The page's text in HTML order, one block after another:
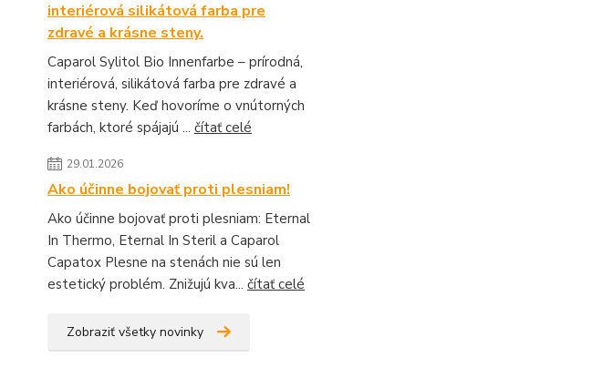
interiérová silikátová farba pre
zdravé a krásne steny.
Caparol Sylitol Bio Innenfarbe – prírodná,
interiérová, silikátová farba pre zdravé a
krásne steny. Keď hovoríme o vnútorných
farbách, ktoré spájajú ... čítať celé
29.01.2026
Ako účinne bojovať proti plesniam!
Ako účinne bojovať proti plesniam: Eternal
In Thermo, Eternal In Steril a Caparol
Capatox Plesne na stenách nie sú len
estetický problém. Znižujú kva... čítať celé
Zobraziť všetky novinky